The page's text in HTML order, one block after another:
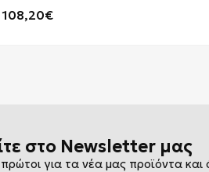
108,20€
στο Newsletter μας
για τα νέα μας προϊόντα